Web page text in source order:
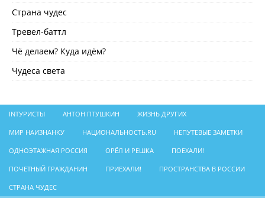
Страна чудес
Тревел-баттл
Чё делаем? Куда идём?
Чудеса света
INТУРИСТЫ АНТОН ПТУШКИН ЖИЗНЬ ДРУГИХ
МИР НАИЗНАНКУ НАЦИОНАЛЬНОСТЬ.RU НЕПУТЕВЫЕ ЗАМЕТКИ
ОДНОЭТАЖНАЯ РОССИЯ ОРЁЛ И РЕШКА ПОЕХАЛИ!
ПОЧЕТНЫЙ ГРАЖДАНИН ПРИЕХАЛИ! ПРОСТРАНСТВА В РОССИИ
СТРАНА ЧУДЕС